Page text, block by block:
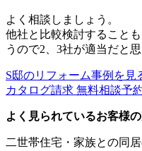
よく相談しましょう。
他社と比較検討すること
うので2、3社が適当だと思
S邸のリフォーム事例を見
カタログ請求 無料相談予
よく見られているお客様
二世帯住宅・家族との同